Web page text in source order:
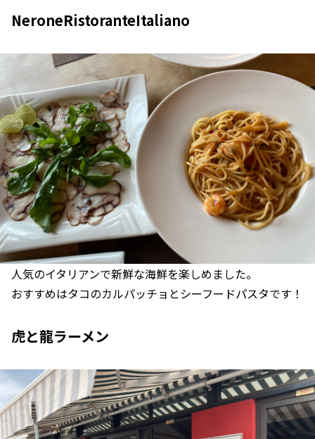
NeroneRistoranteItaliano
人気のイタリアンで新鮮な海鮮を楽しめました。
おすすめはタコのカルパッチョとシーフードパスタです！
虎と龍ラーメン